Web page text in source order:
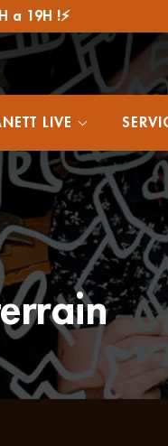
a 19H !⚡
LIVE